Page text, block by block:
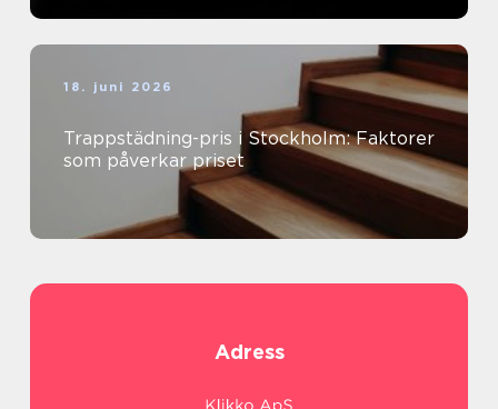
18. juni 2026
Trappstädning-pris i Stockholm: Faktorer
som påverkar priset
Adress